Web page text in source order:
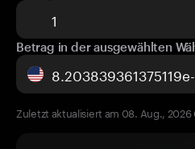
Betrag in der ausgewählten
Zuletzt aktualisiert am 08. Aug., 2026